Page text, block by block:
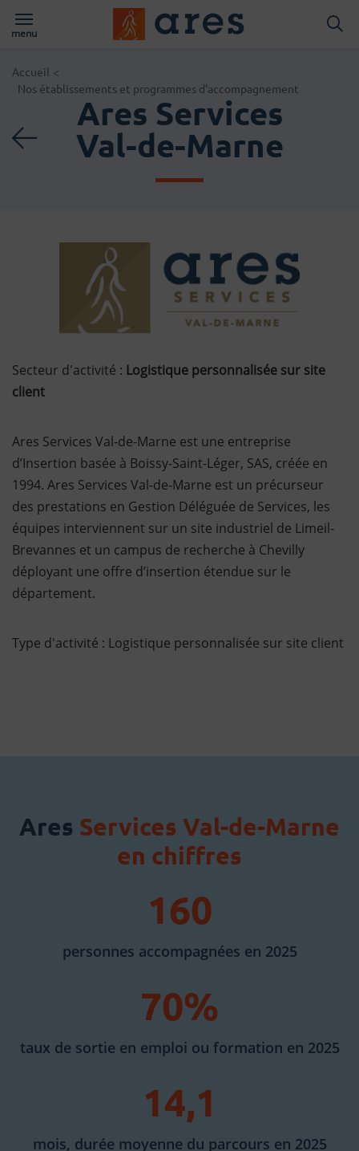
Logo du Groups
menu
Accueil
Page d'accueil du site
<
Nos établissements et programmes d'accompagnement
Ares Services
Val-de-Marne
Retour à la liste des
Secteur d'activité : Logistique personnalisée sur site
client
Ares Services Val-de-Marne est une entreprise
d’Insertion basée à Boissy-Saint-Léger, SAS, créée en
1994. Ares Services Val-de-Marne est un précurseur
des prestations en Gestion Déléguée de Services, les
équipes interviennent sur un site industriel de Limeil-
Brevannes et un campus de recherche à Chevilly
déployant une offre d’insertion étendue sur le
département.
Type d'activité : Logistique personnalisée sur site client
Ares Services Val-de-Marne
en chiffres
160
personnes accompagnées en 2025
70%
taux de sortie en emploi ou formation en 2025
14,1
mois, durée moyenne du parcours en 2025